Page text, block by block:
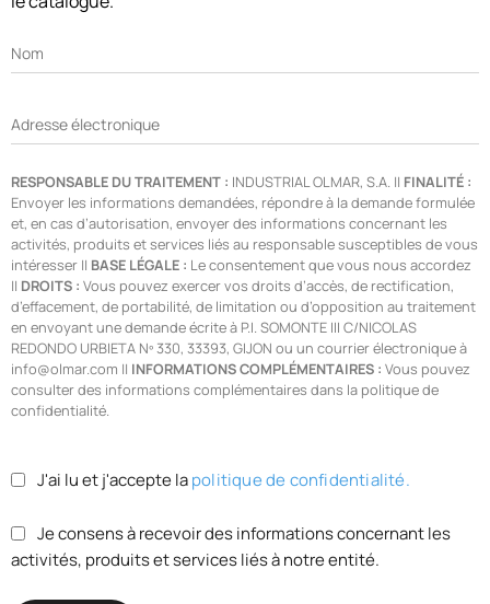
Nom
Adresse électronique
RESPONSABLE DU TRAITEMENT : INDUSTRIAL OLMAR, S.A. || FINALITÉ :
Envoyer les informations demandées, répondre à la demande formulée
et, en cas d’autorisation, envoyer des informations concernant les
activités, produits et services liés au responsable susceptibles de vous
intéresser || BASE LÉGALE : Le consentement que vous nous accordez
|| DROITS : Vous pouvez exercer vos droits d’accès, de rectification,
d’effacement, de portabilité, de limitation ou d’opposition au traitement
en envoyant une demande écrite à P.I. SOMONTE III C/NICOLAS
REDONDO URBIETA Nº 330, 33393, GIJON ou un courrier électronique à
info@olmar.com || INFORMATIONS COMPLÉMENTAIRES : Vous pouvez
consulter des informations complémentaires dans la politique de
confidentialité.
J'ai lu et j'accepte lapolitique de confidentialité.
Je consens à recevoir des informations concernant les
activités, produits et services liés à notre entité.